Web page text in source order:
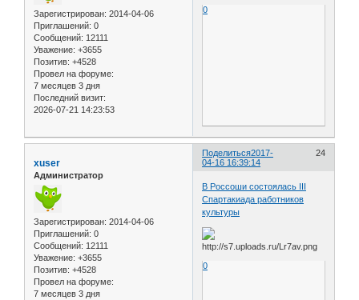
Зарегистрирован: 2014-04-06
Приглашений: 0
Сообщений: 12111
Уважение: +3655
Позитив: +4528
Провел на форуме:
7 месяцев 3 дня
Последний визит:
2026-07-21 14:23:53
0
Поделиться 24
2017-
04-16 16:39:14
xuser
Администратор
Зарегистрирован: 2014-04-06
Приглашений: 0
Сообщений: 12111
Уважение: +3655
Позитив: +4528
Провел на форуме:
7 месяцев 3 дня
В Россоши состоялась III
Спартакиада работников
культуры
0